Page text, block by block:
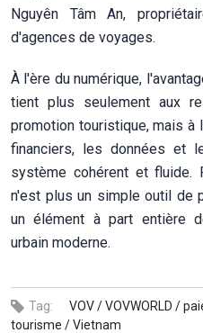
Nguyên Tâm An,
d'agences de voyages.
À l'ère du numérique,
tient plus seulement aux
promotion touristique, mais à
financiers, les données et
système cohérent et fluide.
n'est plus un simple outil de
un élément à part entière
urbain moderne.
Tag: VOV /VOVWORLD /
tourisme /Vietnam